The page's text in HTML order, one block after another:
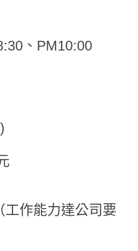
、PM10:00
工作能力達公司要